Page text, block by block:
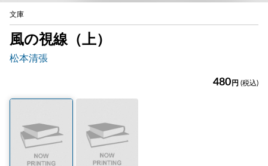
文庫
風の視線（上）
松本清張
480 円 (税込)